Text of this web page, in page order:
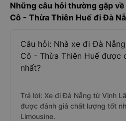
Những câu hỏi thường gặp
Cô - Thừa Thiên Huế đi Đà
Câu hỏi: Nhà xe đi Đà
Cô - Thừa Thiên Huế được
nhất?
Trả lời: Xe đi Đà Nẵng từ Vịnh
được đánh giá chất lượng tốt
Limousine.